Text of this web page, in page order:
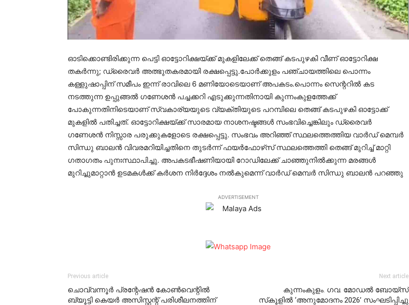
ഓടിക്കൊണ്ടിരിക്കുന്ന പെട്ടി ഓട്ടോറിക്ഷയ്ക്ക് മുകളിലേക്ക് തെങ്ങ് കടപുഴകി വീണ് ഓട്ടോറിക്ഷ
തകര്‍ന്നു; ഡ്രൈവര്‍ അത്ഭുതകരമായി രക്ഷപ്പെട്ടു.പോര്‍ക്കുളം പഞ്ചായത്തിലെ പൊന്നം
കള്ളുഷാപ്പിന് സമീപം ഇന്ന് രാവിലെ 6 മണിയോടെയാണ് അപകടം.പൊന്നം സെന്ററില്‍ കട
നടത്തുന്ന ഉപ്പുങ്ങല്‍ ഗണേശന്‍ പച്ചക്കറി എടുക്കുന്നതിനായി കുന്നംകുളത്തേക്ക്
പോകുന്നതിനിടെയാണ് സ്വകാര്യയുടെ വ്യക്തിയുടെ പറമ്പിലെ തെങ്ങ് കടപുഴകി ഓട്ടോക്ക്
മുകളില്‍ പതിച്ചത്. ഓട്ടോറിക്ഷയ്ക്ക് സാരമായ നാശനഷ്ടങ്ങള്‍ സംഭവിച്ചെങ്കിലും ഡ്രൈവര്‍
ഗണേശന്‍ നിസ്സാര പരുക്കുകളോടെ രക്ഷപ്പെട്ടു. സംഭവം അറിഞ്ഞ് സ്ഥലത്തെത്തിയ വാര്‍ഡ് മെമ്പര്‍
സിന്ധു ബാലന്‍ വിവരമറിയിച്ചതിനെ തുടര്‍ന്ന് ഫയര്‍ഫോഴ്‌സ് സ്ഥലത്തെത്തി തെങ്ങ് മുറിച്ച് മാറ്റി
ഗതാഗതം പുനഃസ്ഥാപിച്ചു. അപകടഭീഷണിയായി റോഡിലേക്ക് ചാഞ്ഞുനില്‍ക്കുന്ന മരങ്ങള്‍
മുറിച്ചുമാറ്റാന്‍ ഉടമകള്‍ക്ക് കര്‍ശന നിര്‍ദ്ദേശം നല്‍കുമെന്ന് വാര്‍ഡ് മെമ്പര്‍ സിന്ധു ബാലന്‍ പറഞ്ഞു
ADVERTISEMENT
Previous article
ചൊവ്വന്നൂര്‍ പ്രന്റേഷന്‍ കോണ്‍വെന്റില്‍
ബ്യൂട്ടി കെയര്‍ അസിസ്റ്റന്റ് പരിശീലനത്തിന്
Next article
കുന്നംകുളം. ഗവ. മോഡല്‍ ബോയ്സ്
സ്‌കൂളില്‍ ‘അനുമോദനം 2026’ സംഘടിപ്പിച്ചു